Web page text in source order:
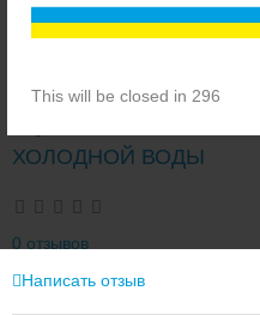
This will be closed in 295
ХОЛОДНОЙ ВОДЫ
0 отзывов
Написать отзыв